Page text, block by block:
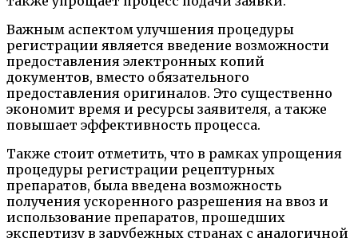
Важным аспектом улучшения процедуры
регистрации является введение возможности
предоставления электронных копий
документов, вместо обязательного
предоставления оригиналов. Это существенно
экономит время и ресурсы заявителя, а также
повышает эффективность процесса.
Также стоит отметить, что в рамках упрощения
процедуры регистрации рецептурных
препаратов, была введена возможность
получения ускоренного разрешения на ввоз и
использование препаратов, прошедших
экспертизу в зарубежных странах с аналогичной